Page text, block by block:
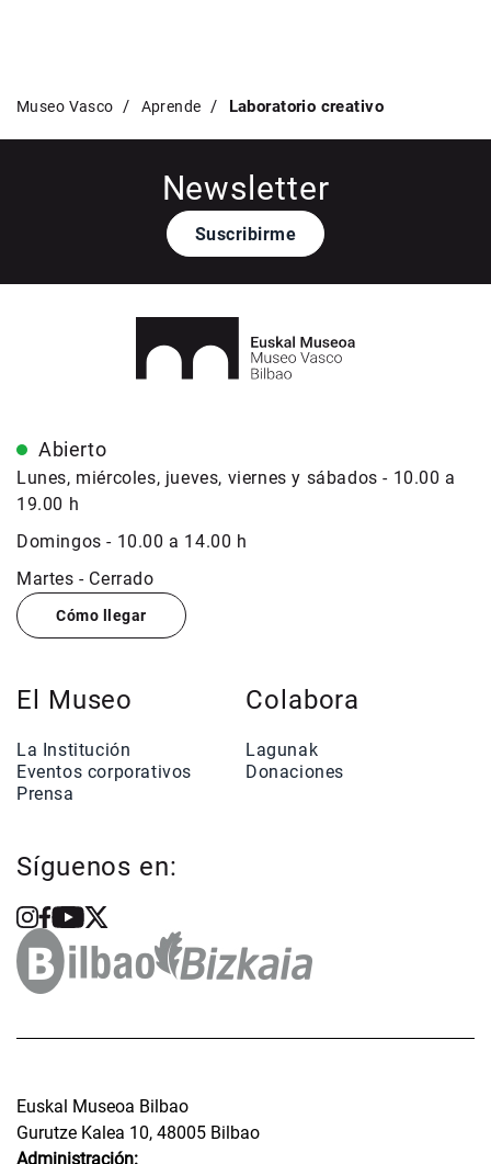
Museo Vasco Aprende Laboratorio creativo
Newsletter
Suscribirme
Abierto
Lunes, miércoles, jueves, viernes y sábados - 10.00 a
19.00 h
Domingos - 10.00 a 14.00 h
Martes - Cerrado
Cómo llegar
El Museo
La Institución
Eventos corporativos
Prensa
Colabora
Lagunak
Donaciones
Síguenos en:
Euskal Museoa Bilbao
Gurutze Kalea 10, 48005 Bilbao
Administración: